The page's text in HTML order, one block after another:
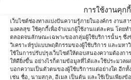
การใช้งานคุกกี้
เว็บไซต์ช่องทางแบ่งปันความรู้ภายในองค์กร งานส
มงคลสุข ใช้คุกกี้เพื่อจำแนกผู้ใช้งานแต่ละคน โดย
ตลอดจนลักษณะเฉพาะของกลุ่มผู้ใช้บริการนั้นๆ ซึ่ง
วิเคราะห์รูปแบบพฤติกรรมของผู้ใช้บริการ และมห
ใช้ในการปรับปรุงเว็บไซต์ให้ตอบสนองความต้องก
ให้ดียิ่งขึ้น อย่างไรก็ตามข้อมูลที่ได้และใช้ประมวล
บอกความเป็นตัวตนของผู้ใช้บริการแต่อย่างใด อีก
เช่น ชื่อ, นามสกุล, อีเมล เป็นต้น และใช้เป็นเพียงข้
สื่อสังคมออนไลน์
ห้องสมุด
ห้องสมุดกับการตลาด
อบรมวิชาการ
ไอที